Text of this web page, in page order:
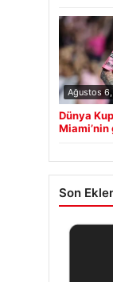
Ağustos
Dünya
Miami’nin
Son